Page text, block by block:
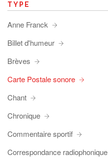
TYPE
Anne Franck
Billet d'humeur
Brèves
Carte Postale sonore
Chant
Chronique
Commentaire sportif
Correspondance radiophonique